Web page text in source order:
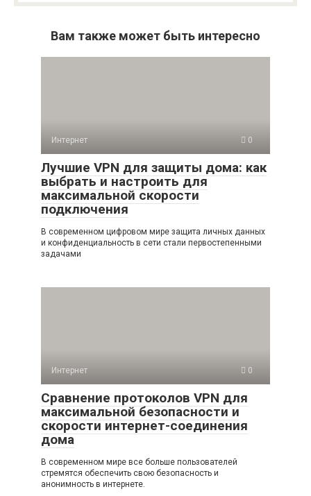
Вам также может быть интересно
Интернет 0
Лучшие VPN для защиты дома: как
выбрать и настроить для
максимальной скорости
подключения
В современном цифровом мире защита личных данных
и конфиденциальность в сети стали первостепенными
задачами
Интернет 0
Сравнение протоколов VPN для
максимальной безопасности и
скорости интернет-соединения
дома
В современном мире все больше пользователей
стремятся обеспечить свою безопасность и
анонимность в интернете.